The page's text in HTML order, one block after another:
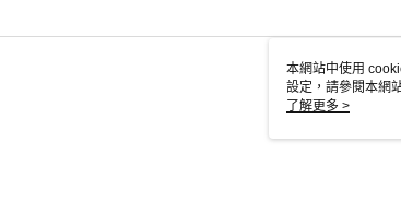
本網站中使用
設定，請參閱本網
使用 cookie。
了解更多 >